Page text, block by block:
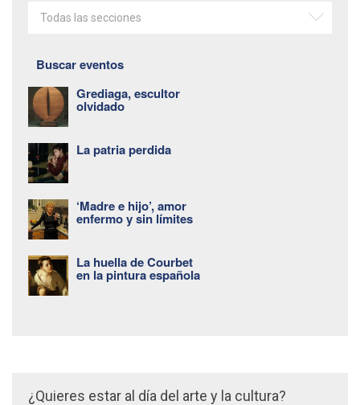
Todas las secciones
Buscar eventos
Grediaga, escultor
olvidado
La patria perdida
‘Madre e hijo’, amor
enfermo y sin límites
La huella de Courbet
en la pintura española
¿Quieres estar al día del arte y la cultura?